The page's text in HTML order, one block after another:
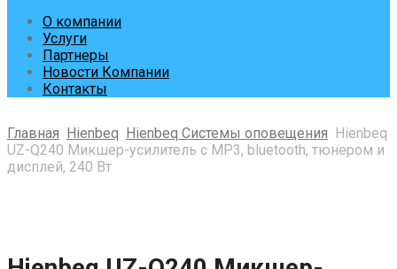
О компании
Услуги
Партнеры
Новости Компании
Контакты
Главная Hienbeq Hienbeq Системы оповещения Hienbeq
UZ-Q240 Микшер-усилитель с MP3, bluetooth, тюнером и
дисплей, 240 Вт